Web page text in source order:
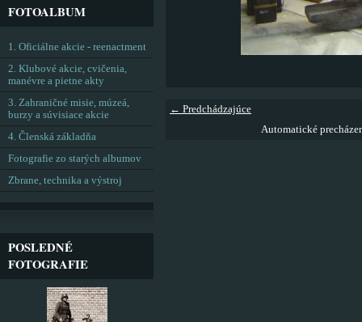
← Predchádzajúce
Automatické
FOTOALBUM
1. Oficiálne akcie - reenactment
2. Klubové akcie, cvičenia,
manévre a pietne akty
3. Zahraničné misie, múzeá,
burzy a súvisiace akcie
4. Členská základňa
Fotografie zo starých albumov
Zbrane, technika a výstroj
POSLEDNÉ
FOTOGRAFIE